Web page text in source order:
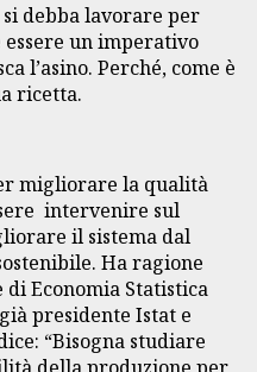
debba lavorare per
un imperativo
l’asino. Perché, come è
ricetta.
migliorare la qualità
intervenire sul
il sistema dal
Ha ragione
Economia Statistica
presidente Istat e
“Bisogna studiare